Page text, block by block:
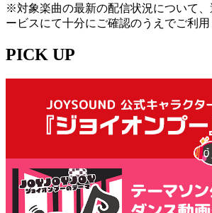
※対象楽曲の最新の配信状況について、
ービスにて十分にご確認のうえでご利用
PICK UP